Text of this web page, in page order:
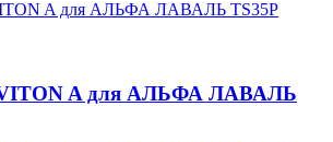
A для АЛЬФА ЛАВАЛЬ